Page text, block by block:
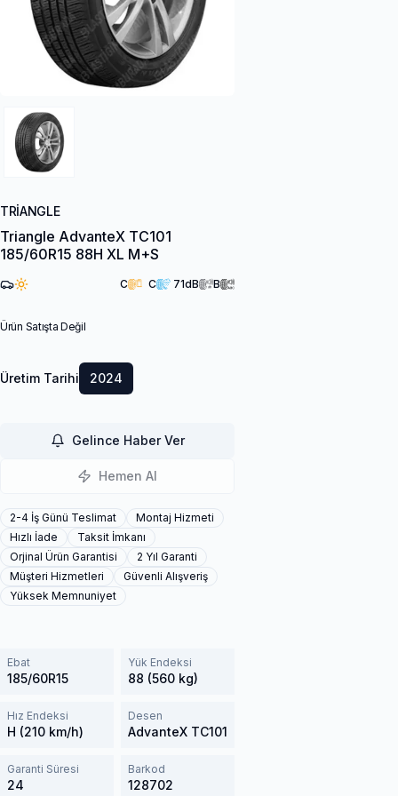
TRIANGLE
Triangle AdvanteX TC101
185/60R15 88H XL M+S
C C 71dB B
Ürün Satışta Değil
Üretim Tarihi 2024
Gelince Haber Ver
Hemen Al
2-4 İş Günü Teslimat
Montaj Hizmeti
Hızlı İade
Taksit İmkanı
Orjinal Ürün Garantisi
2 Yıl Garanti
Müşteri Hizmetleri
Güvenli Alışveriş
Yüksek Memnuniyet
Ebat
185/60R15
Yük Endeksi
88 (560 kg)
Hız Endeksi
H (210 km/h)
Desen
AdvanteX TC101
Garanti Süresi
24
Barkod
128702